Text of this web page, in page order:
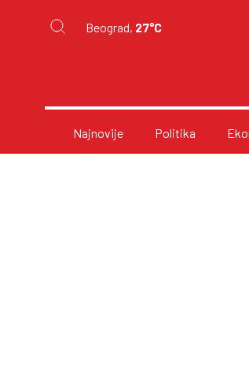
Beograd, 27°C
Najnovije Politika